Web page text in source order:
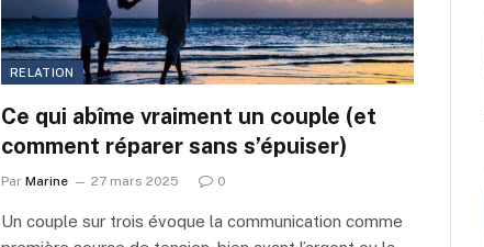
RELATION
Ce qui abîme vraiment un couple (et
comment réparer sans s’épuiser)
Par Marine 27 mars 2025 0
Un couple sur trois évoque la communication comme